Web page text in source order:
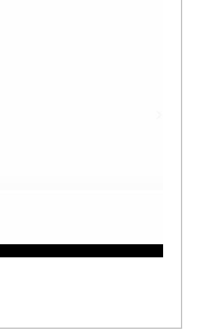
filme para janela